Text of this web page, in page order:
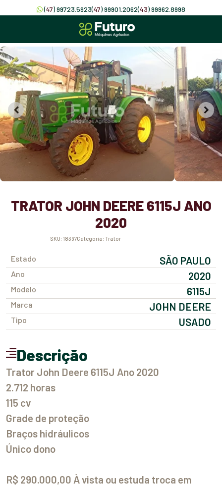
(47) 99723.5923(47) 99901.2062(43) 99962.8998
TRATOR JOHN DEERE 6115J ANO
2020
SKU: 18397 Categoria: Trator
Estado SÃO PAULO
Ano 2020
Modelo 6115J
Marca JOHN DEERE
Tipo USADO
Descrição
Trator John Deere 6115J Ano 2020
2.712 horas
115 cv
Grade de proteção
Braços hidráulicos
Único dono
R$ 290.000,00 À vista ou estuda troca em